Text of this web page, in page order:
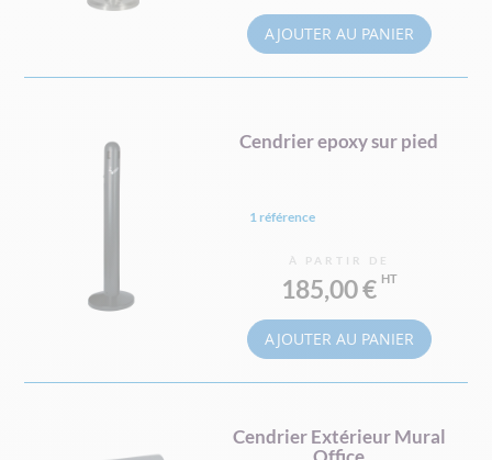
AJOUTER AU PANIER
Cendrier epoxy sur pied
1 référence
À PARTIR DE
185,00 €
AJOUTER AU PANIER
Cendrier Extérieur Mural